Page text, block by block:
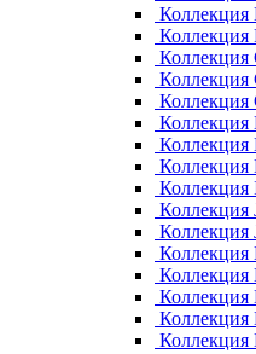
Коллекция
Коллекция
Коллекция
Коллекция
Коллекция
Коллекция
Коллекция
Коллекция
Коллекция
Коллекция
Коллекция
Коллекция
Коллекция
Коллекция
Коллекция
Коллекция